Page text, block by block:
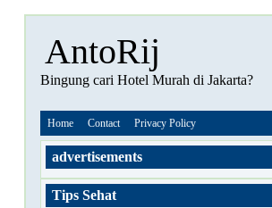
AntoRij
Bingung cari Hotel Murah di Jakarta?
Home Contact Privacy Policy
advertisements
Tips Sehat